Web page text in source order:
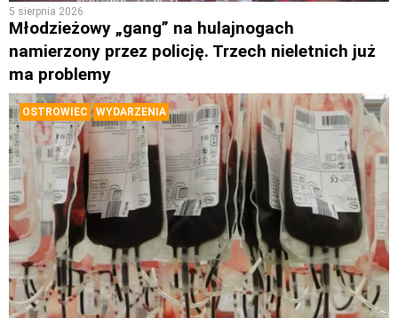
5 sierpnia 2026
Młodzieżowy „gang” na hulajnogach
namierzony przez policję. Trzech nieletnich już
ma problemy
OSTROWIEC WYDARZENIA